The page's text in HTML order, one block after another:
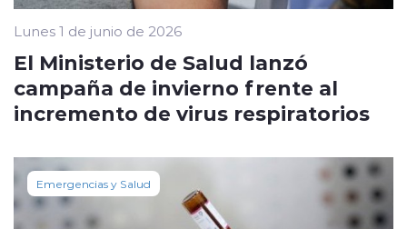
Lunes 1 de junio de 2026
El Ministerio de Salud lanzó
campaña de invierno frente al
incremento de virus respiratorios
Emergencias y Salud